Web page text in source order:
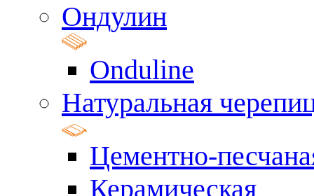
Ондулин
Onduline
Натуральная
Цементно-
Керамическая